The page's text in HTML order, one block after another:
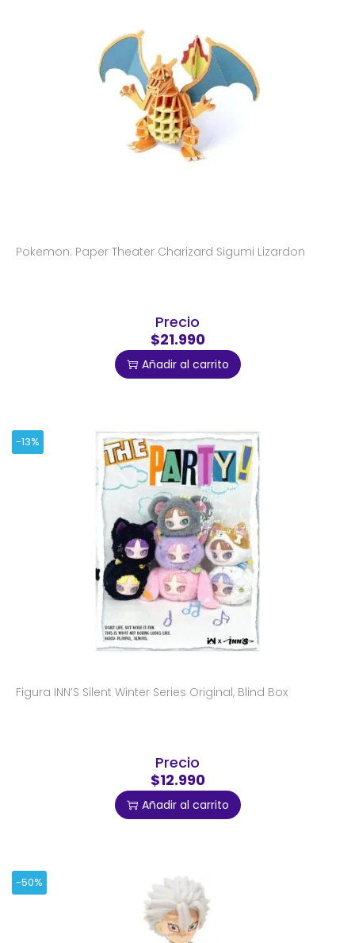
Pokemon: Paper Theater Charizard Sigumi Lizardon
Precio
$21.990
Añadir al carrito
-13%
Figura INN’S Silent Winter Series Original, Blind Box
Precio
$12.990
Añadir al carrito
-50%